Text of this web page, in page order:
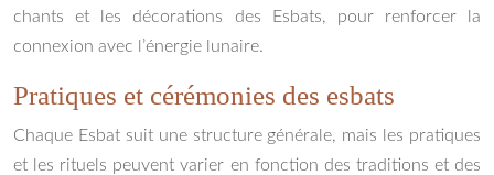
chants et les décorations des Esbats, pour renforcer la
connexion avec l’énergie lunaire.
Pratiques et cérémonies des esbats
Chaque Esbat suit une structure générale, mais les pratiques
et les rituels peuvent varier en fonction des traditions et des